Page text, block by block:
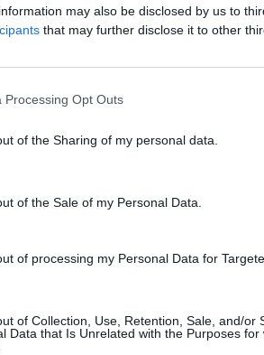
may also be disclosed by us to
that may further disclose it to other
Processing Opt Outs
of the Sharing of my personal data.
of the Sale of my Personal Data.
of processing my Personal Data for
of Collection, Use, Retention, Sale, and/or
Data that Is Unrelated with the Purposes for